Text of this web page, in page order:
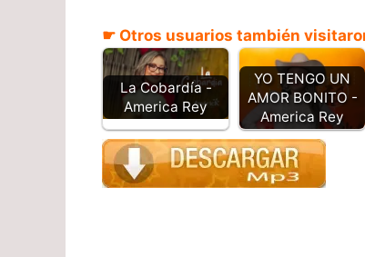
☛ Otros usuarios también
La Cobardía -
America Rey​
YO TENGO UN
AMOR BONITO -
America Rey